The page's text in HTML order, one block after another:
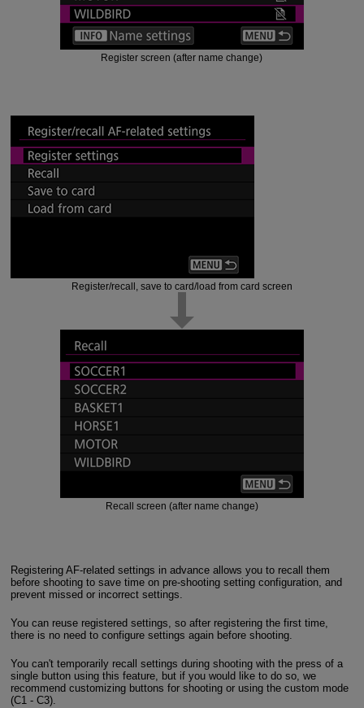
Register screen (after name change)
Register/recall, save to card/load from card screen
Recall screen (after name change)
Registering AF-related settings in advance allows you to recall them
before shooting to save time on pre-shooting setting configuration, and
prevent missed or incorrect settings.
You can reuse registered settings, so after registering the first time,
there is no need to configure settings again before shooting.
You can't temporarily recall settings during shooting with the press of a
single button using this feature, but if you would like to do so, we
recommend customizing buttons for shooting or using the custom mode
(C1 - C3).